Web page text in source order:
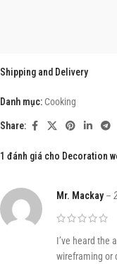
Shipping and Delivery
Danh mục: Cooking
Share:
1 đánh giá cho Decoration
Mr. Mackay –
I’ve heard the
wireframing or